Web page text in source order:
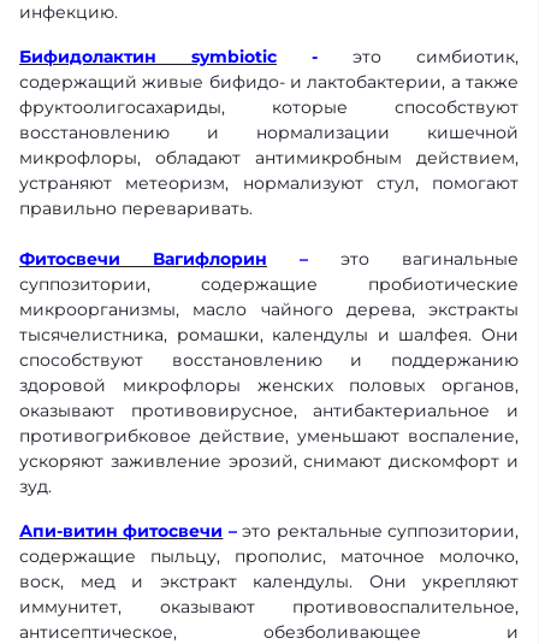
инфекцию.
Бифидолактин symbiotic - это симбиотик,
содержащий живые бифидо- и лактобактерии, а также
фруктоолигосахариды, которые способствуют
восстановлению и нормализации кишечной
микрофлоры, обладают антимикробным действием,
устраняют метеоризм, нормализуют стул, помогают
правильно переваривать.
Фитосвечи Вагифлорин – это вагинальные
суппозитории, содержащие пробиотические
микроорганизмы, масло чайного дерева, экстракты
тысячелистника, ромашки, календулы и шалфея. Они
способствуют восстановлению и поддержанию
здоровой микрофлоры женских половых органов,
оказывают противовирусное, антибактериальное и
противогрибковое действие, уменьшают воспаление,
ускоряют заживление эрозий, снимают дискомфорт и
зуд.
Апи-витин фитосвечи –это ректальные суппозитории,
содержащие пыльцу, прополис, маточное молочко,
воск, мед и экстракт календулы. Они укрепляют
иммунитет, оказывают противовоспалительное,
антисептическое, обезболивающее и